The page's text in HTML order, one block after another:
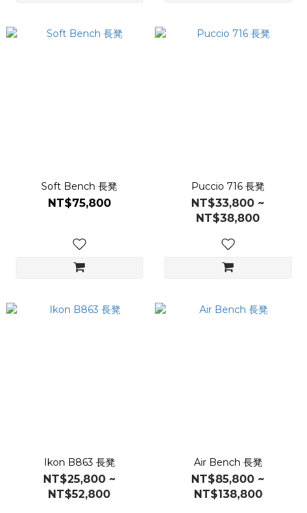
Soft Bench 長凳
NT$75,800
Puccio 716 長凳
NT$33,800 ~
NT$38,800
Ikon B863 長凳
NT$25,800 ~
NT$52,800
Air Bench 長凳
NT$85,800 ~
NT$138,800